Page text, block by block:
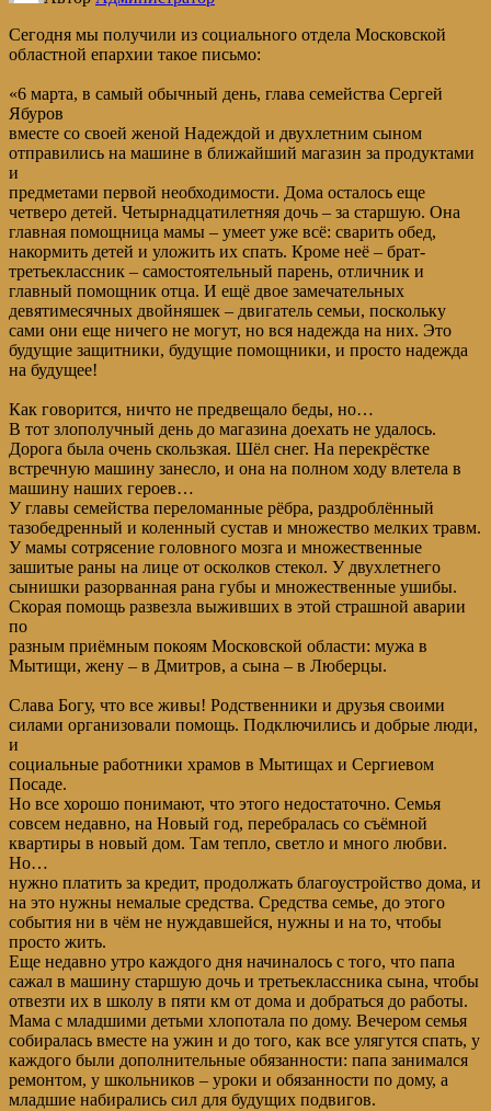
Сегодня мы получили из социального отдела Московской
областной епархии такое письмо:
«6 марта, в самый обычный день, глава семейства Сергей
Ябуров
вместе со своей женой Надеждой и двухлетним сыном
отправились на машине в ближайший магазин за продуктами
и
предметами первой необходимости. Дома осталось еще
четверо детей. Четырнадцатилетняя дочь – за старшую. Она
главная помощница мамы – умеет уже всё: сварить обед,
накормить детей и уложить их спать. Кроме неё – брат-
третьеклассник – самостоятельный парень, отличник и
главный помощник отца. И ещё двое замечательных
девятимесячных двойняшек – двигатель семьи, поскольку
сами они еще ничего не могут, но вся надежда на них. Это
будущие защитники, будущие помощники, и просто надежда
на будущее!
Как говорится, ничто не предвещало беды, но…
В тот злополучный день до магазина доехать не удалось.
Дорога была очень скользкая. Шёл снег. На перекрёстке
встречную машину занесло, и она на полном ходу влетела в
машину наших героев…
У главы семейства переломанные рёбра, раздроблённый
тазобедренный и коленный сустав и множество мелких травм.
У мамы сотрясение головного мозга и множественные
зашитые раны на лице от осколков стекол. У двухлетнего
сынишки разорванная рана губы и множественные ушибы.
Скорая помощь развезла выживших в этой страшной аварии
по
разным приёмным покоям Московской области: мужа в
Мытищи, жену – в Дмитров, а сына – в Люберцы.
Слава Богу, что все живы! Родственники и друзья своими
силами организовали помощь. Подключились и добрые люди,
и
социальные работники храмов в Мытищах и Сергиевом
Посаде.
Но все хорошо понимают, что этого недостаточно. Семья
совсем недавно, на Новый год, перебралась со съёмной
квартиры в новый дом. Там тепло, светло и много любви.
Но…
нужно платить за кредит, продолжать благоустройство дома, и
на это нужны немалые средства. Средства семье, до этого
события ни в чём не нуждавшейся, нужны и на то, чтобы
просто жить.
Еще недавно утро каждого дня начиналось с того, что папа
сажал в машину старшую дочь и третьеклассника сына, чтобы
отвезти их в школу в пяти км от дома и добраться до работы.
Мама с младшими детьми хлопотала по дому. Вечером семья
собиралась вместе на ужин и до того, как все улягутся спать, у
каждого были дополнительные обязанности: папа занимался
ремонтом, у школьников – уроки и обязанности по дому, а
младшие набирались сил для будущих подвигов.